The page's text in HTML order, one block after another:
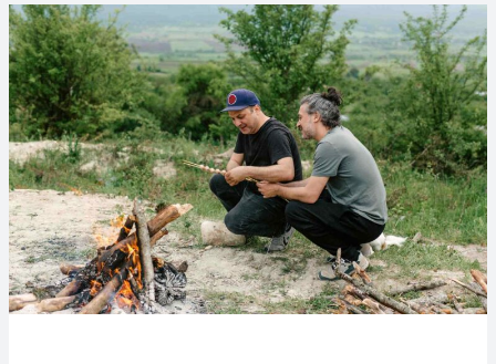
Jak
rozpalić
ogień
bez
zapałek